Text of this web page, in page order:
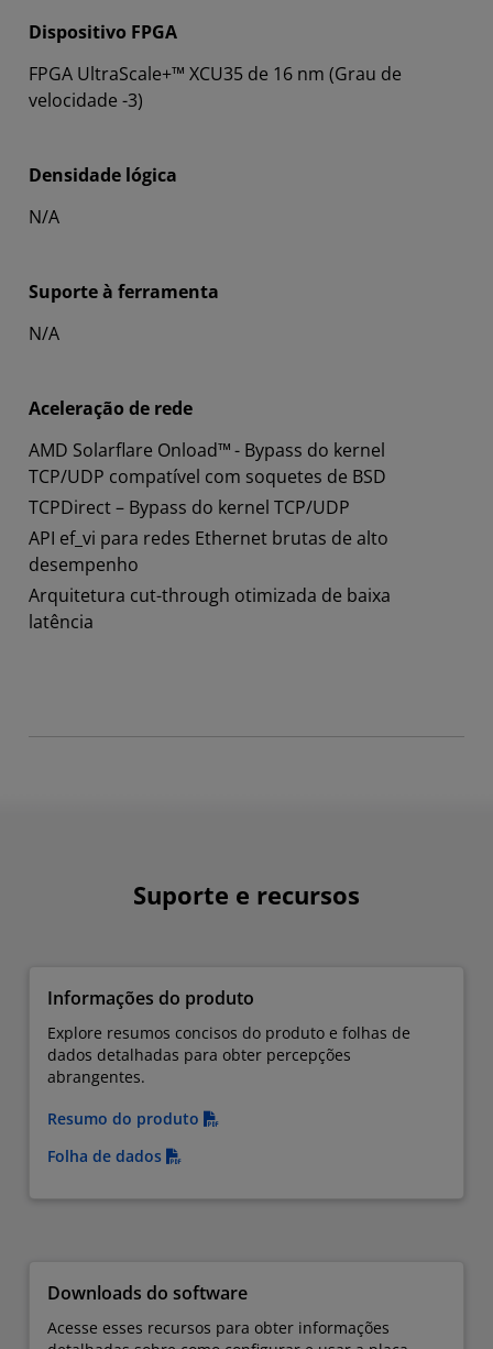
Dispositivo FPGA
FPGA UltraScale+™ XCU35 de 16 nm (Grau de
velocidade -3)
Densidade lógica
N/A
Suporte à ferramenta
N/A
Aceleração de rede
AMD Solarflare Onload™- Bypass do kernel
TCP/UDP compatível com soquetes de BSD
TCPDirect – Bypass do kernel TCP/UDP
API ef_vi para redes Ethernet brutas de alto
desempenho
Arquitetura cut-through otimizada de baixa
latência
Suporte e recursos
Informações do produto
Explore resumos concisos do produto e folhas de
dados detalhadas para obter percepções
abrangentes.
Resumo do produto
Folha de dados
Downloads do software
Acesse esses recursos para obter informações